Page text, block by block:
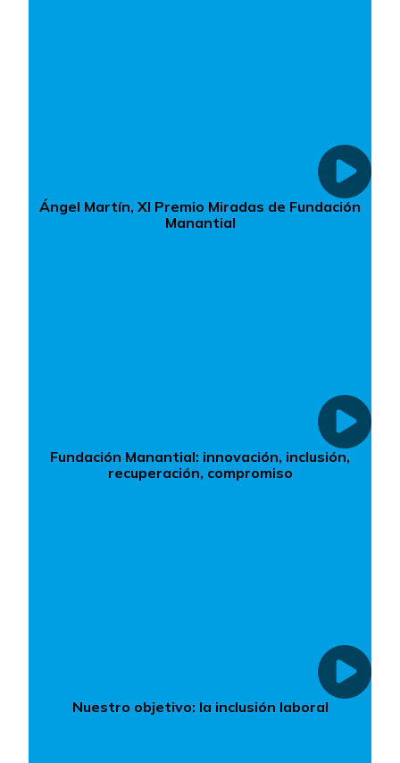
Ángel Martín, XI Premio Miradas de Fundación
Manantial
Fundación Manantial: innovación, inclusión,
recuperación, compromiso
Nuestro objetivo: la inclusión laboral